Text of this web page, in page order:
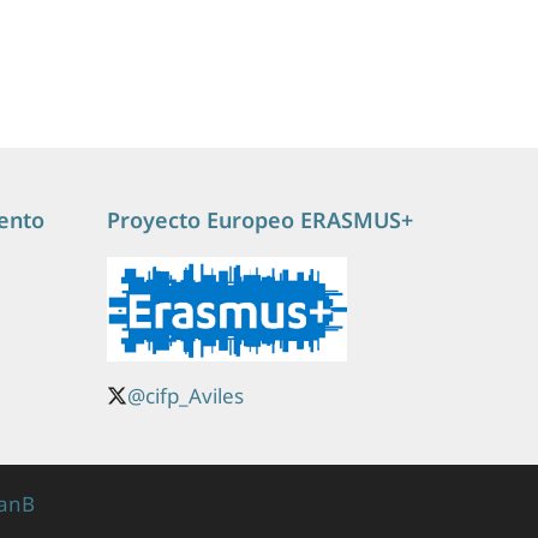
Proyecto Europeo ERASMUS+
@cifp_Aviles